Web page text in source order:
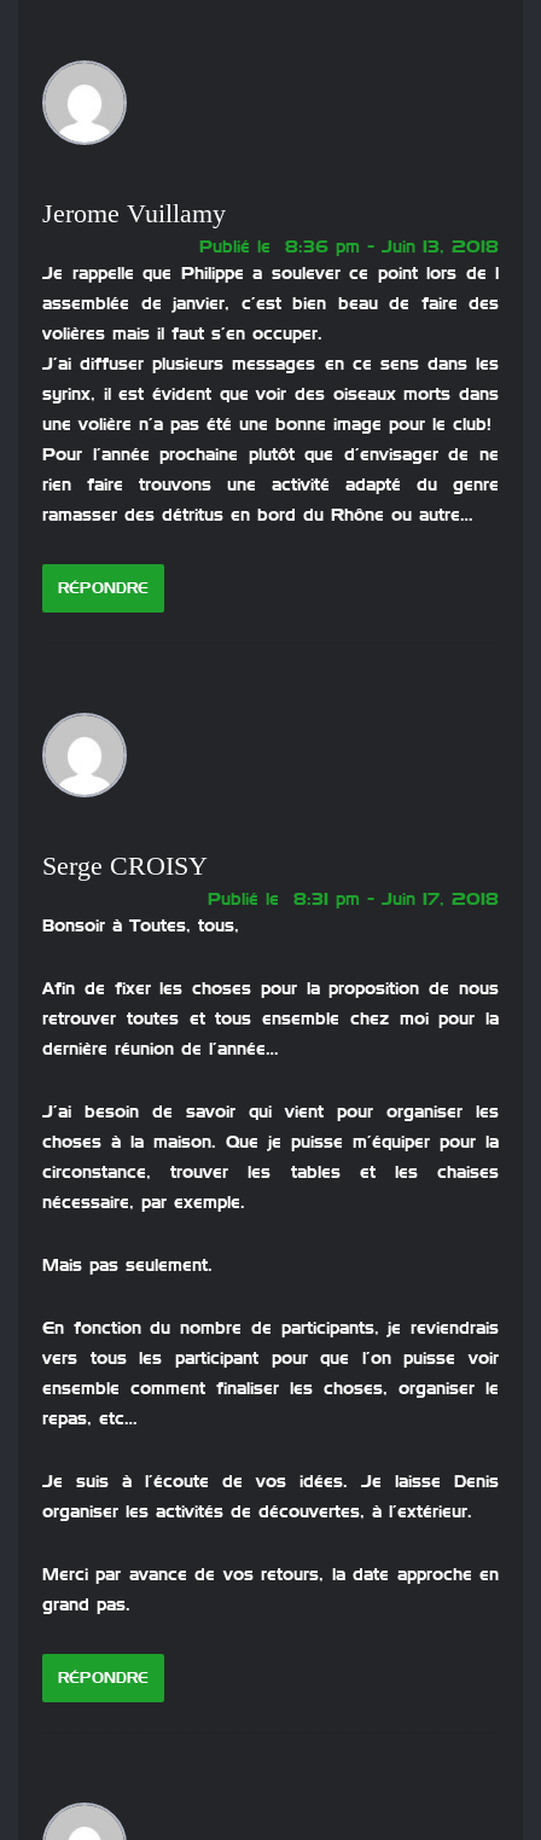
Jerome Vuillamy
Publié le 8:36 pm - Juin 13, 2018
Je rappelle que Philippe a soulever ce point lors de l
assemblée de janvier, c’est bien beau de faire des
volières mais il faut s’en occuper.
J’ai diffuser plusieurs messages en ce sens dans les
syrinx, il est évident que voir des oiseaux morts dans
une volière n’a pas été une bonne image pour le club!
Pour l’année prochaine plutôt que d’envisager de ne
rien faire trouvons une activité adapté du genre
ramasser des détritus en bord du Rhône ou autre…
RÉPONDRE
Serge CROISY
Publié le 8:31 pm - Juin 17, 2018
Bonsoir à Toutes, tous,
Afin de fixer les choses pour la proposition de nous
retrouver toutes et tous ensemble chez moi pour la
dernière réunion de l’année…
J’ai besoin de savoir qui vient pour organiser les
choses à la maison. Que je puisse m’équiper pour la
circonstance, trouver les tables et les chaises
nécessaire, par exemple.
Mais pas seulement.
En fonction du nombre de participants, je reviendrais
vers tous les participant pour que l’on puisse voir
ensemble comment finaliser les choses, organiser le
repas, etc…
Je suis à l’écoute de vos idées. Je laisse Denis
organiser les activités de découvertes, à l’extérieur.
Merci par avance de vos retours, la date approche en
grand pas.
RÉPONDRE